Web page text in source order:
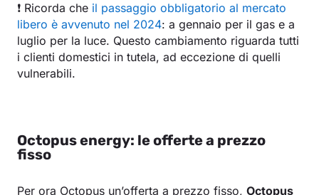
❗️ Ricorda che il passaggio obbligatorio al mercato
libero è avvenuto nel 2024: a gennaio per il gas e a
luglio per la luce. Questo cambiamento riguarda tutti
i clienti domestici in tutela, ad eccezione di quelli
vulnerabili.
Octopus energy: le offerte a prezzo
fisso
Per ora Octopus un’offerta a prezzo fisso, Octopus